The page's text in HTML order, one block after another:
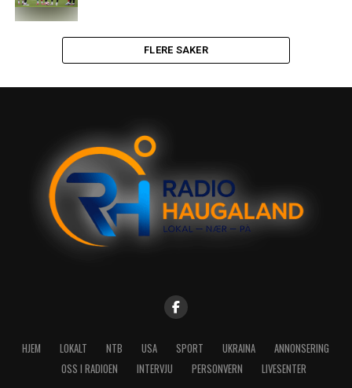
FLERE SAKER
HJEM LOKALT NTB USA SPORT UKRAINA
ANNONSERING
OSS I RADIOEN
INTERVJU PERSONVERN LIVESENTER